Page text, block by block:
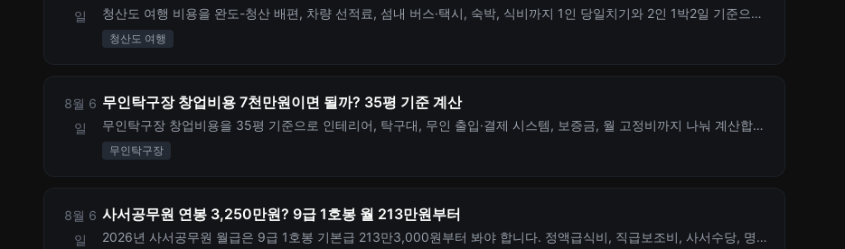
일
청산도 여행 비용을 완도-청산 배편, 차량 선적료, 섬내 버스·택시, 숙박, 식비까지 1인 당일치기와 2인 1박2일 기준으로
계산합니다.
청산도 여행
8월 6
일
무인탁구장 창업비용 7천만원이면 될까? 35평 기준 계산
무인탁구장 창업비용을 35평 기준으로 인테리어, 탁구대, 무인 출입·결제 시스템, 보증금, 월 고정비까지 나눠 계산합니
다. 체육시설업 신고와 건축물 용도 차이도 함께 정리했습니다.
무인탁구장
8월 6
일
사서공무원 연봉 3,250만원? 9급 1호봉 월 213만원부터
2026년 사서공무원 월급은 9급 1호봉 기본급 213만3,000원부터 봐야 합니다. 정액급식비, 직급보조비, 사서수당, 명절